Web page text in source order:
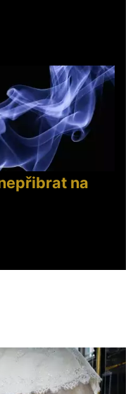
na